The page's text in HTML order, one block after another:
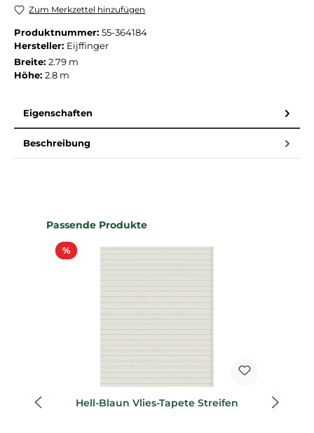
Zum Merkzettel hinzufügen
Produktnummer: 55-364184
Hersteller: Eijffinger
Breite: 2.79 m
Höhe: 2.8 m
Eigenschaften
Beschreibung
Produktgalerie überspringen
Passende Produkte
%Rabatt
Hell-Blaun Vlies-Tapete Streifen